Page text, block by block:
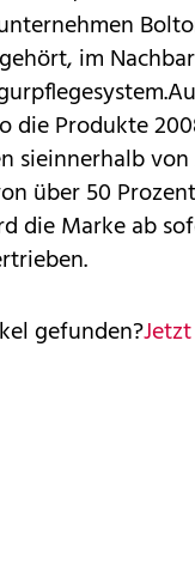
im
die Produkte
sieinnerhalb
über 50
die Marke ab
gefunden?